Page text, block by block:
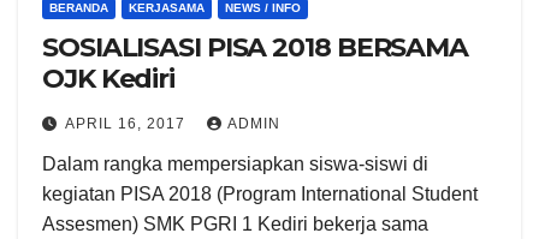
BERANDA KERJASAMA NEWS / INFO
SOSIALISASI PISA 2018 BERSAMA
OJK Kediri
APRIL 16, 2017 ADMIN
Dalam rangka mempersiapkan siswa-siswi di
kegiatan PISA 2018 (Program International Student
Assesmen) SMK PGRI 1 Kediri bekerja sama